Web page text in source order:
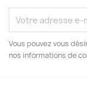
Vous pouvez vous
nos informations de